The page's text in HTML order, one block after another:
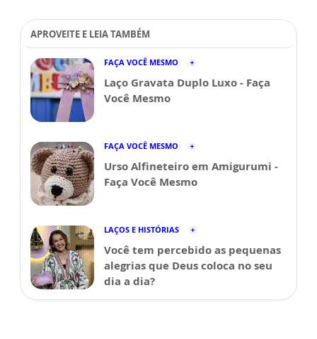
APROVEITE E LEIA TAMBÉM
FAÇA VOCÊ MESMO
Laço Gravata Duplo Luxo - Faça
Você Mesmo
FAÇA VOCÊ MESMO
Urso Alfineteiro em Amigurumi -
Faça Você Mesmo
LAÇOS E HISTÓRIAS
Você tem percebido as pequenas
alegrias que Deus coloca no seu
dia a dia?